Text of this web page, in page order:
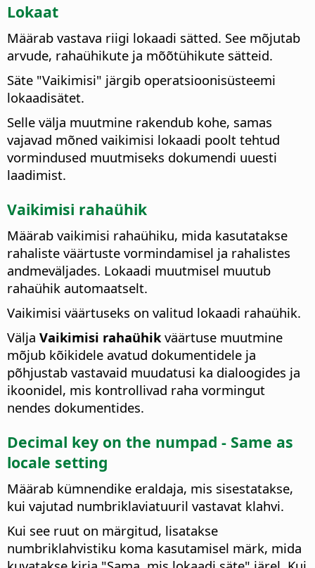
Lokaat
Määrab vastava riigi lokaadi sätted. See mõjutab
arvude, rahaühikute ja mõõtühikute sätteid.
Säte "Vaikimisi" järgib operatsioonisüsteemi
lokaadisätet.
Selle välja muutmine rakendub kohe, samas
vajavad mõned vaikimisi lokaadi poolt tehtud
vormindused muutmiseks dokumendi uuesti
laadimist.
Vaikimisi rahaühik
Määrab vaikimisi rahaühiku, mida kasutatakse
rahaliste väärtuste vormindamisel ja rahalistes
andmeväljades. Lokaadi muutmisel muutub
rahaühik automaatselt.
Vaikimisi väärtuseks on valitud lokaadi rahaühik.
Välja Vaikimisi rahaühikväärtuse muutmine
mõjub kõikidele avatud dokumentidele ja
põhjustab vastavaid muudatusi ka dialoogides ja
ikoonidel, mis kontrollivad raha vormingut
nendes dokumentides.
Decimal key on the numpad - Same as
locale setting
Määrab kümnendike eraldaja, mis sisestatakse,
kui vajutad numbriklaviatuuril vastavat klahvi.
Kui see ruut on märgitud, lisatakse
numbriklahvistiku koma kasutamisel märk, mida